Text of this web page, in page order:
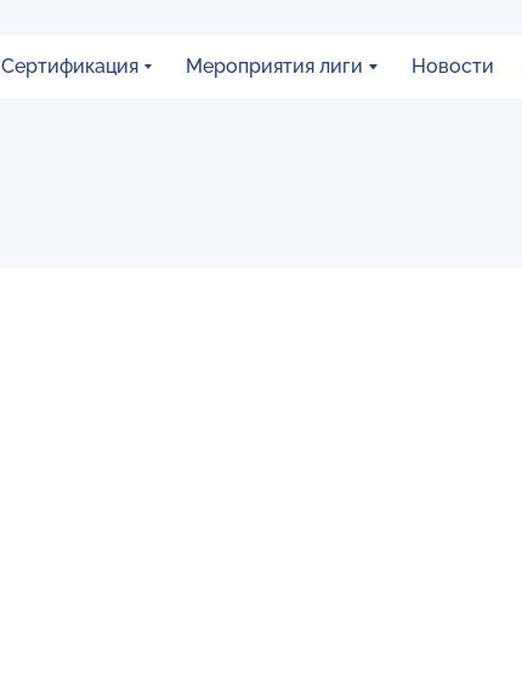
Сертификация Мероприятия лиги Новости